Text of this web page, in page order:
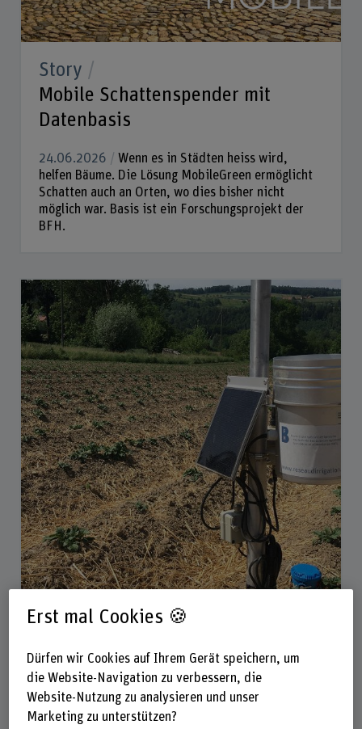
Story
Mobile Schattenspender mit
Datenbasis
24.06.2026
Wenn es in Städten heiss wird,
helfen Bäume. Die Lösung MobileGreen ermöglicht
Schatten auch an Orten, wo dies bisher nicht
möglich war. Basis ist ein Forschungsprojekt der
BFH.
Medienmitteilung
AgriAqua: Neues Spin-off für
bessere Wassernutzung in
Landwirtschaft
Erst mal Cookies 🍪
Dürfen wir Cookies auf Ihrem Gerät speichern, um
die Website-Navigation zu verbessern, die
Website-Nutzung zu analysieren und unser
Marketing zu unterstützen?